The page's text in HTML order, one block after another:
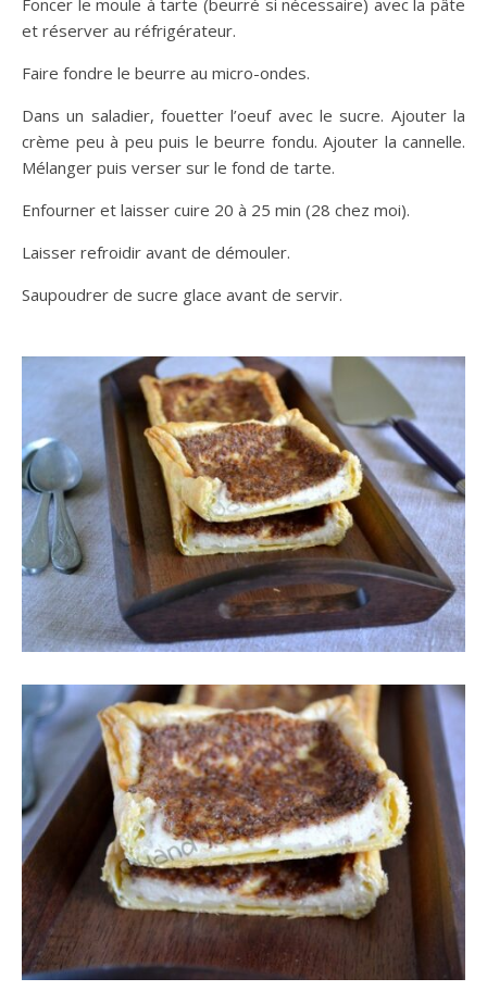
Foncer le moule à tarte (beurré si nécessaire) avec la pâte
et réserver au réfrigérateur.
Faire fondre le beurre au micro-ondes.
Dans un saladier, fouetter l’oeuf avec le sucre. Ajouter la
crème peu à peu puis le beurre fondu. Ajouter la cannelle.
Mélanger puis verser sur le fond de tarte.
Enfourner et laisser cuire 20 à 25 min (28 chez moi).
Laisser refroidir avant de démouler.
Saupoudrer de sucre glace avant de servir.